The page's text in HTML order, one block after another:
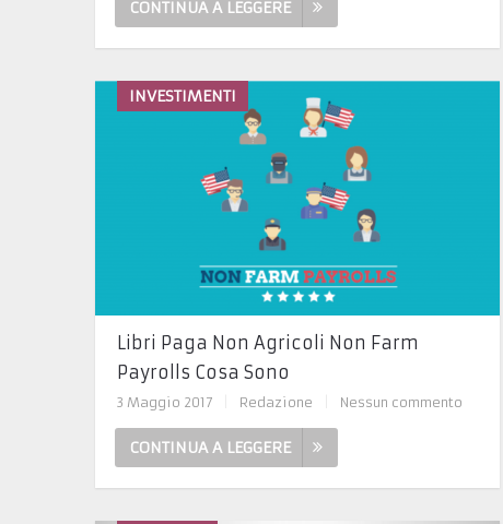
CONTINUA A LEGGERE
INVESTIMENTI
Libri Paga Non Agricoli Non Farm
Payrolls Cosa Sono
3 Maggio 2017 Redazione Nessun commento
CONTINUA A LEGGERE